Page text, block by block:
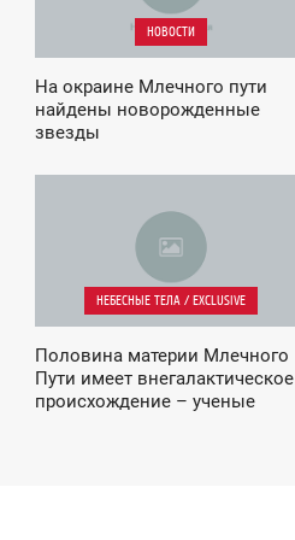
НОВОСТИ
На окраине Млечного пути
найдены новорожденные
звезды
НЕБЕСНЫЕ ТЕЛА / EXCLUSIVE
Половина материи Млечного
Пути имеет внегалактическое
происхождение – ученые